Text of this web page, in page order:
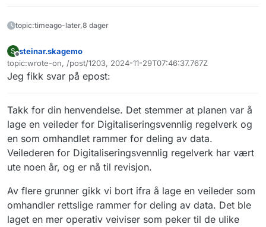
topic:timeago-later,8 dager
S
Frakoblet
steinar.skagemo
topic:wrote-on, /post/1203, 2024-11-29T07:46:37.767Z
Sist endret av
Jeg fikk svar på epost:
Takk for din henvendelse. Det stemmer at planen var å
lage en veileder for Digitaliseringsvennlig regelverk og
en som omhandlet rammer for deling av data.
Veilederen for Digitaliseringsvennlig regelverk har vært
ute noen år, og er nå til revisjon.
Av flere grunner gikk vi bort ifra å lage en veileder som
omhandler rettslige rammer for deling av data. Det ble
laget en mer operativ veiviser som peker til de ulike